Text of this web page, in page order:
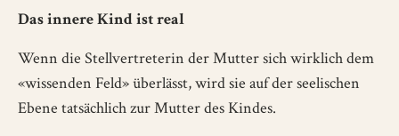
Das innere Kind ist real
Wenn die Stellvertreterin der Mutter sich wirklich dem
«wissenden Feld» überlässt, wird sie auf der seelischen
Ebene tatsächlich zur Mutter des Kindes.